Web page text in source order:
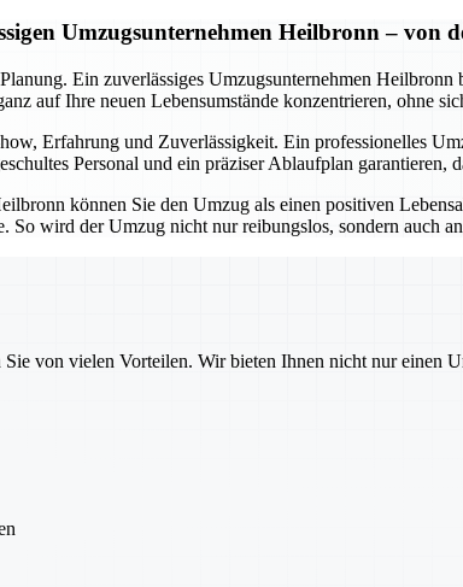
Umzugsunternehmen Heilbronn – von
Ein zuverlässiges Umzugsunternehmen
auf Ihre neuen Lebensumstände konzentrieren, ohne
Erfahrung und Zuverlässigkeit. Ein professionelles
Personal und ein präziser Ablaufplan garantieren,
können Sie den Umzug als einen positiven
So wird der Umzug nicht nur reibungslos, sondern auch
von vielen Vorteilen. Wir bieten Ihnen nicht nur einen